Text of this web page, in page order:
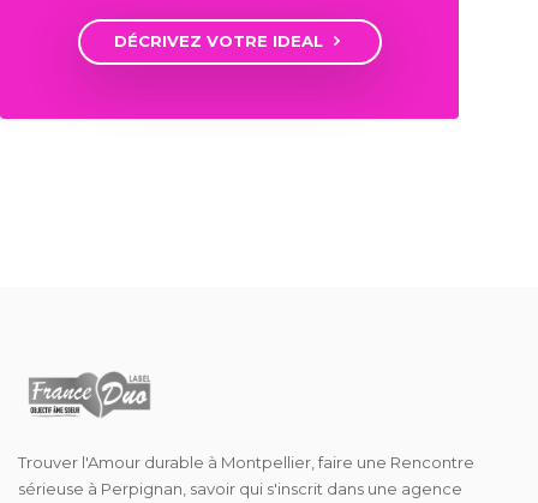
DÉCRIVEZ VOTRE IDEAL
Trouver l'Amour durable à Montpellier, faire une Rencontre
sérieuse à Perpignan, savoir qui s'inscrit dans une agence